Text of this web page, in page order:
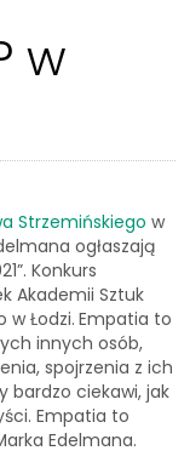
w
Strzemińskiego w
ogłaszają
Konkurs
Akademii Sztuk
w Łodzi. Empatia to
innych osób,
spojrzenia z ich
bardzo ciekawi, jak
Empatia to
Edelmana.